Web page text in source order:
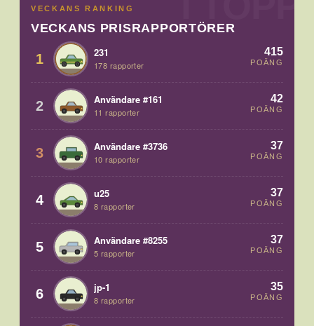
VECKANS RANKING
VECKANS PRISRAPPORTÖRER
1 231
178 rapporter
415
POÄNG
2 Användare #161
11 rapporter
42
POÄNG
3 Användare #3736
10 rapporter
37
POÄNG
4 u25
8 rapporter
37
POÄNG
5 Användare #8255
5 rapporter
37
POÄNG
6 jp-1
8 rapporter
35
POÄNG